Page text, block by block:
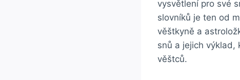
vysvětlení pro své
slovníků je ten od
věštkyně a
snů a jejich výklad,
věštců.